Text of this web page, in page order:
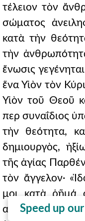
Speed up
τέλειον τὸν
σώματος
κατὰ τὴν
τὴν
ἕνωσις
ἕνα Υἱὸν τὸν
Υἱὸν τοῦ Θεοῦ
περ συναΐδιος
τὴν θεότητα,
δημιουργὸς,
τῆς ἁγίας
τὸν ἄγγελον·
μοι κατὰ ῥῆμά
αὐτῆς